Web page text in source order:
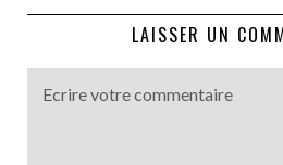
LAISSER UN